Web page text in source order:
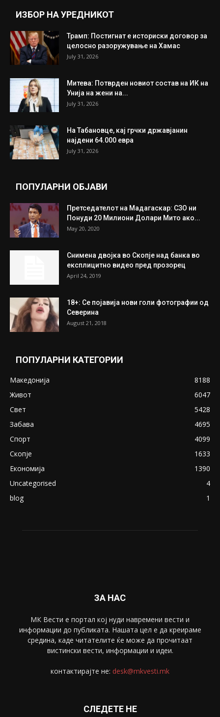
ИЗБОР НА УРЕДНИКОТ
Трамп: Постигнат е историски договор за
целосно разоружување на Хамас
July 31, 2026
Митева: Потврден новиот состав на ИК на
Унија на жени на...
July 31, 2026
На Табановце, кај грчки државјанин
најдени 64.000 евра
July 31, 2026
ПОПУЛАРНИ ОБЈАВИ
Претседателот на Мадагаскар: СЗО ни
Понуди 20 Милиони Долари Мито ако...
May 20, 2020
Снимена двојка во Скопје над банка во
експлицитно видео пред прозорец
April 24, 2019
18+: Се појавија нови голи фотографии од
Северина
August 21, 2018
ПОПУЛАРНИ КАТЕГОРИИ
Македонија
8188
Живот
6047
Свет
5428
Забава
4695
Спорт
4099
Скопје
1633
Економија
1390
Uncategorised
4
blog
1
ЗА НАС
МК Вести е портал коj нуди навремени вести и
информации до публиката. Нашата цел е да креираме
средина, каде читателите ќе може да прочитаат
вистински вести, информации и идеи.
контактирајте не: desk@mkvesti.mk
СЛЕДЕТЕ НЕ